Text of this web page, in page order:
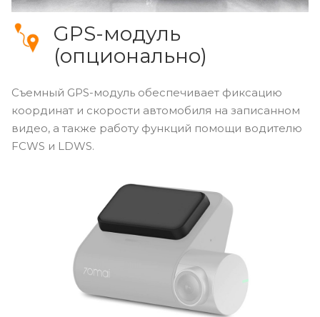
GPS-модуль
(опционально)
Съемный GPS-модуль обеспечивает фиксацию
координат и скорости автомобиля на записанном
видео, а также работу функций помощи водителю
FCWS и LDWS.